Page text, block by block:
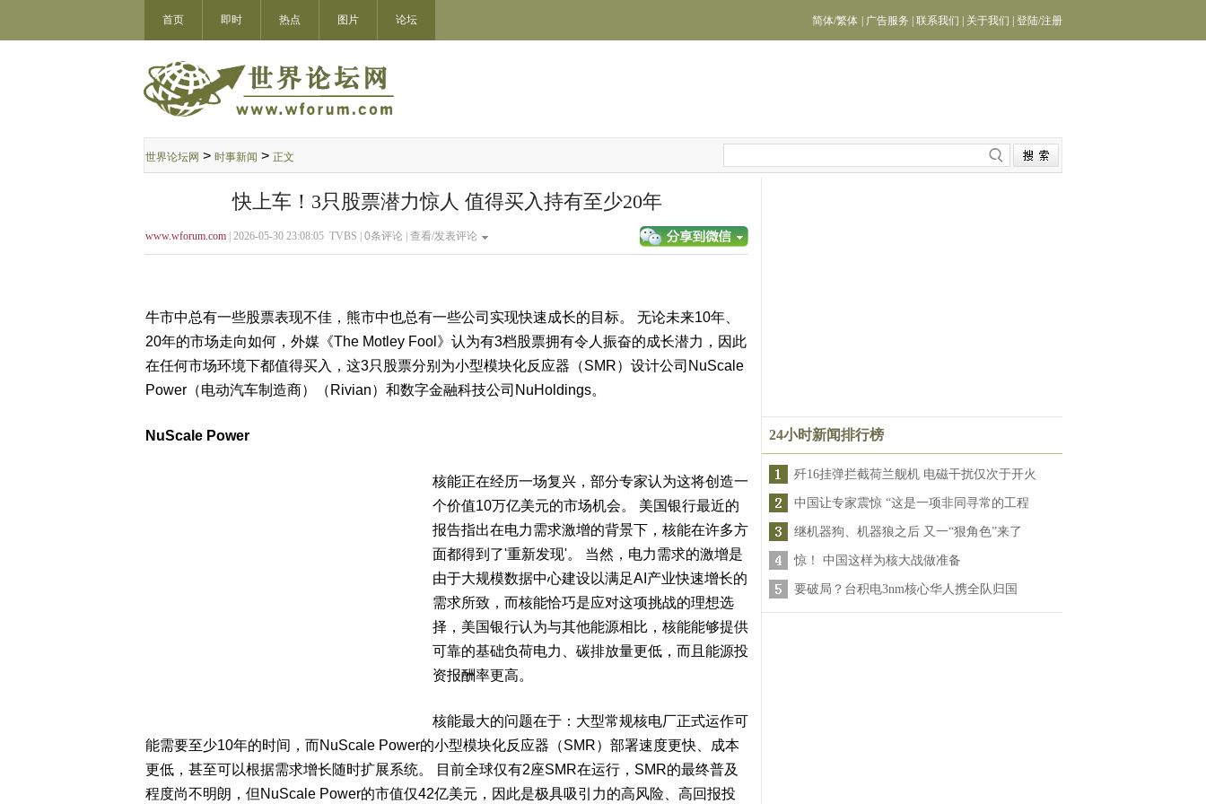
首页 即时 热点 图片 论坛 简体/繁体 广告服务 联系我们 关于我们 登陆/注册
世界论坛网 > 时事新闻 > 正文
快上车！3只股票潜力惊人 值得买入持有至少20年
www.wforum.com | 2026-05-30 23:08:05 TVBS | 0条评论 | 查看/发表评论
牛市中总有一些股票表现不佳，熊市中也总有一些公司实现快速成长的目标。 无论未来10年、
20年的市场走向如何，外媒《The Motley Fool》认为有3档股票拥有令人振奋的成长潜力，因此
在任何市场环境下都值得买入，这3只股票分别为小型模块化反应器（SMR）设计公司NuScale
Power（电动汽车制造商）（Rivian）和数字金融科技公司NuHoldings。
NuScale Power
核能正在经历一场复兴，部分专家认为这将创造一
个价值10万亿美元的市场机会。 美国银行最近的
报告指出在电力需求激增的背景下，核能在许多方
面都得到了'重新发现'。 当然，电力需求的激增是
由于大规模数据中心建设以满足AI产业快速增长的
需求所致，而核能恰巧是应对这项挑战的理想选
择，美国银行认为与其他能源相比，核能能够提供
可靠的基础负荷电力、碳排放量更低，而且能源投
资报酬率更高。
核能最大的问题在于：大型常规核电厂正式运作可
能需要至少10年的时间，而NuScale Power的小型模块化反应器（SMR）部署速度更快、成本
更低，甚至可以根据需求增长随时扩展系统。 目前全球仅有2座SMR在运行，SMR的最终普及
程度尚不明朗，但NuScale Power的市值仅42亿美元，因此是极具吸引力的高风险、高回报投
24小时新闻排行榜
歼16挂弹拦截荷兰舰机 电磁干扰仅次于开火
中国让专家震惊 “这是一项非同寻常的工程
继机器狗、机器狼之后 又一“狠角色”来了
惊！ 中国这样为核大战做准备
要破局？台积电3nm核心华人携全队归国